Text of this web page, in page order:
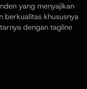
yang menyajikan
berkualitas khususnya
dengan tagline